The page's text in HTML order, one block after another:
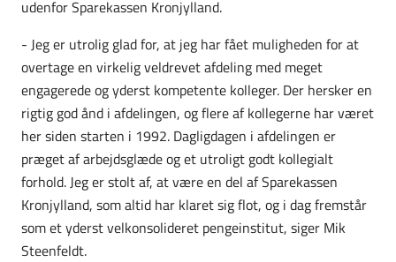
udenfor Sparekassen Kronjylland.
- Jeg er utrolig glad for, at jeg har fået muligheden for at
overtage en virkelig veldrevet afdeling med meget
engagerede og yderst kompetente kolleger. Der hersker en
rigtig god ånd i afdelingen, og flere af kollegerne har været
her siden starten i 1992. Dagligdagen i afdelingen er
præget af arbejdsglæde og et utroligt godt kollegialt
forhold. Jeg er stolt af, at være en del af Sparekassen
Kronjylland, som altid har klaret sig flot, og i dag fremstår
som et yderst velkonsolideret pengeinstitut, siger Mik
Steenfeldt.